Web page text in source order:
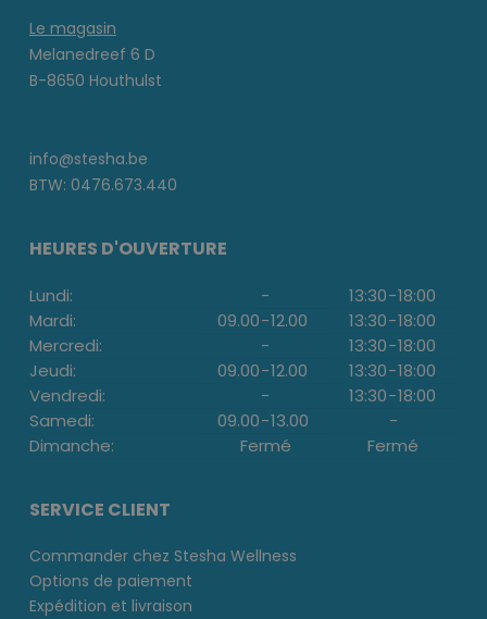
Le magasin
Melanedreef 6 D
B-8650 Houthulst
info@stesha.be
BTW: 0476.673.440
HEURES D'OUVERTURE
Lundi: - 13:30-18:00
Mardi:
09.00-12.00 13:30-18:00
Mercredi:
- 13:30-18:00
Jeudi:
09.00-12.00 13:30-18:00
Vendredi:
- 13:30-18:00
Samedi:
09.00-13.00
-
Dimanche:
Fermé Fermé
SERVICE CLIENT
Commander chez Stesha Wellness
Options de paiement
Expédition et livraison